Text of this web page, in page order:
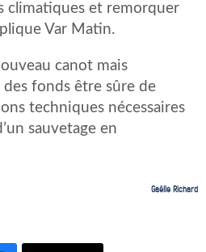
climatiques et remorquer
Var Matin.
canot mais
fonds être sûre de
techniques nécessaires
sauvetage en
Gaëlle Richard